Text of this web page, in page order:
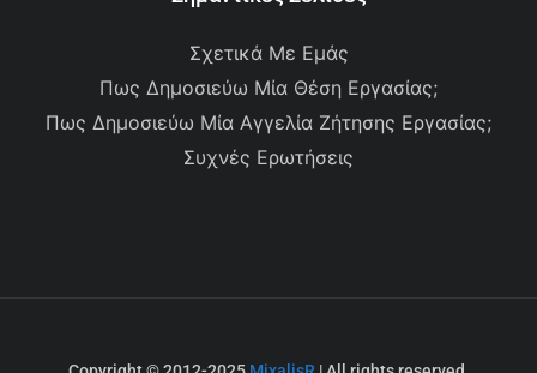
Σχετικά Με Εμάς
Πως Δημοσιεύω Μία Θέση Εργασίας;
Πως Δημοσιεύω Μία Αγγελία Ζήτησης Εργασίας;
Συχνές Ερωτήσεις